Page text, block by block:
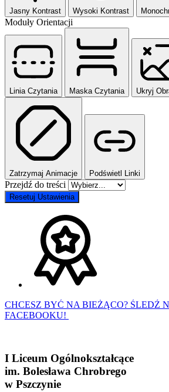
Jasny Kontrast Wysoki Kontrast
Moduły Orientacji
Linia Czytania Maska Czytania Ukryj
Zatrzymaj Animacje Podświetl Linki
Przejdź do treści
Resetuj Ustawienia
CHCESZ BYĆ NA BIEŻĄCO? ŚLEDŹ
FACEBOOKU!
I Liceum Ogólnokształcące
im. Bolesława Chrobrego
w Pszczynie